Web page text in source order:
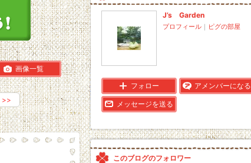
画像一覧
>>
J’s Garden
プロフィール ｜ ピグの部屋
フォロー アメンバーになる
メッセージを送る
このブログのフォロワー